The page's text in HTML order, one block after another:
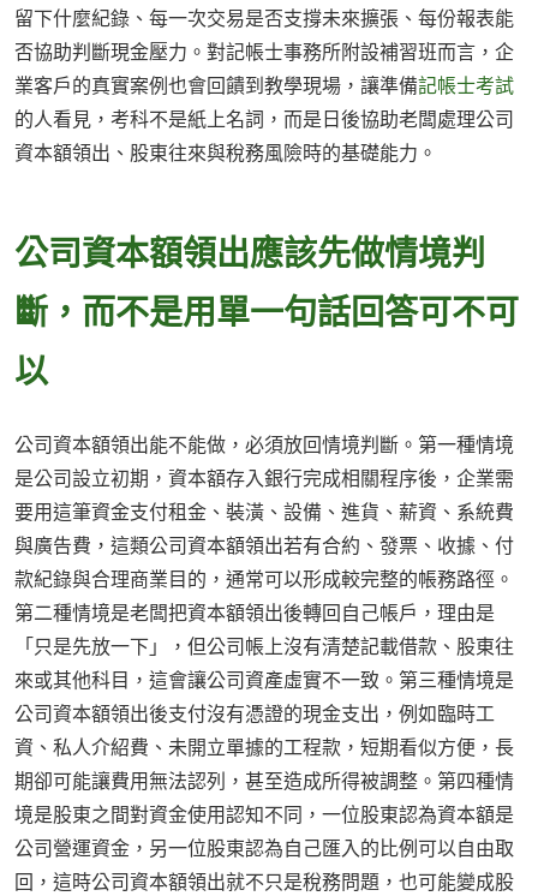
留下什麼紀錄、每一次交易是否支撐未來擴張、每份報表能
否協助判斷現金壓力。對記帳士事務所附設補習班而言，企
業客戶的真實案例也會回饋到教學現場，讓準備記帳士考試
的人看見，考科不是紙上名詞，而是日後協助老闆處理公司
資本額領出、股東往來與稅務風險時的基礎能力。
公司資本額領出應該先做情境判
斷，而不是用單一句話回答可不可
以
公司資本額領出能不能做，必須放回情境判斷。第一種情境
是公司設立初期，資本額存入銀行完成相關程序後，企業需
要用這筆資金支付租金、裝潢、設備、進貨、薪資、系統費
與廣告費，這類公司資本額領出若有合約、發票、收據、付
款紀錄與合理商業目的，通常可以形成較完整的帳務路徑。
第二種情境是老闆把資本額領出後轉回自己帳戶，理由是
「只是先放一下」，但公司帳上沒有清楚記載借款、股東往
來或其他科目，這會讓公司資產虛實不一致。第三種情境是
公司資本額領出後支付沒有憑證的現金支出，例如臨時工
資、私人介紹費、未開立單據的工程款，短期看似方便，長
期卻可能讓費用無法認列，甚至造成所得被調整。第四種情
境是股東之間對資金使用認知不同，一位股東認為資本額是
公司營運資金，另一位股東認為自己匯入的比例可以自由取
回，這時公司資本額領出就不只是稅務問題，也可能變成股